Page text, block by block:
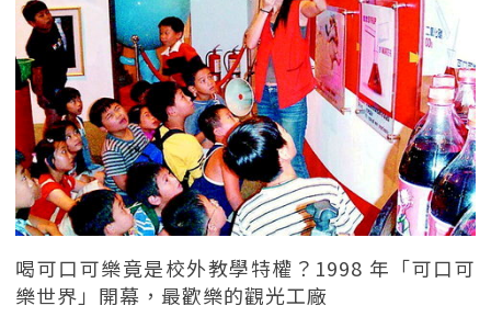
喝可口可樂竟是校外教學特權？1998 年「可口可
樂世界」開幕，最歡樂的觀光工廠